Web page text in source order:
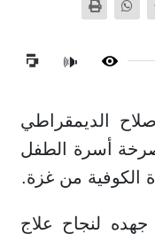
🔊
الديمقراطي
أسرة الطفل
الكوفية من غزة.
لنجاح علاج